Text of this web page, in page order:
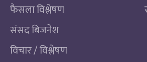
फैसला विश्लेषण
संसद बिजनेश
विचार / विश्लेषण